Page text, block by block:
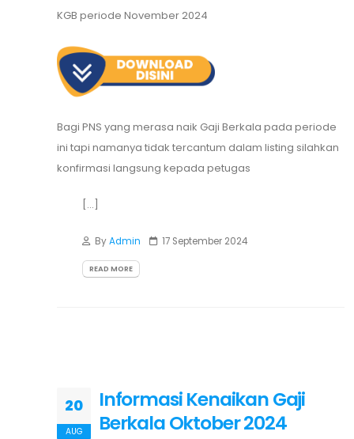
KGB periode November 2024
Bagi PNS yang merasa naik Gaji Berkala pada periode
ini tapi namanya tidak tercantum dalam listing silahkan
konfirmasi langsung kepada petugas
[...]
ByAdmin 17 September 2024
READ MORE
20
AUG
Informasi Kenaikan Gaji
Berkala Oktober 2024